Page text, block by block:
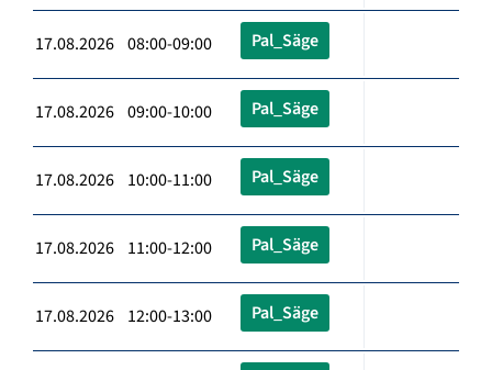
17.08.2026 08:00-09:00 Pal_Säge
17.08.2026 09:00-10:00 Pal_Säge
17.08.2026 10:00-11:00 Pal_Säge
17.08.2026 11:00-12:00 Pal_Säge
17.08.2026 12:00-13:00 Pal_Säge